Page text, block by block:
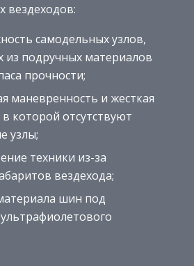
вездеходов:
самодельных узлов,
из подручных материалов
прочности;
маневренность и жесткая
которой отсутствуют
узлы;
техники из-за
вездехода;
шин под